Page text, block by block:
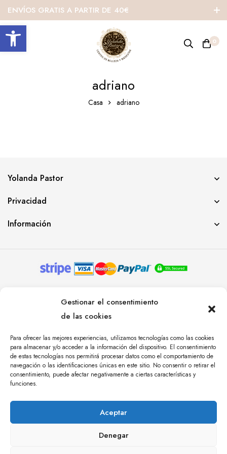
Abrir barra de herramientas
Gestionar el consentimiento
de las cookies
Para ofrecer las mejores experiencias, utilizamos tecnologías como las cookies
para almacenar y/o acceder a la información del dispositivo. El consentimiento
de estas tecnologías nos permitirá procesar datos como el comportamiento de
navegación o las identificaciones únicas en este sitio. No consentir o retirar el
consentimiento, puede afectar negativamente a ciertas características y
funciones.
Aceptar
Denegar
ENVÍOS GRATIS A PARTIR DE 40€
0
adriano
Casa adriano
Yolanda Pastor
Privacidad
Información
RESERVADOS. AGENCIA DE COMUNICACIÓN
ÁNGULO TRES.